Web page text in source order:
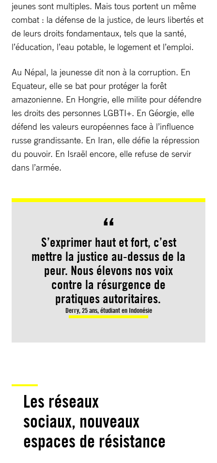
jeunes sont multiples. Mais tous portent un même
combat : la défense de la justice, de leurs libertés et
de leurs droits fondamentaux, tels que la santé,
l’éducation, l’eau potable, le logement et l’emploi.
Au Népal, la jeunesse dit non à la corruption. En
Equateur, elle se bat pour protéger la forêt
amazonienne. En Hongrie, elle milite pour défendre
les droits des personnes LGBTI+. En Géorgie, elle
défend les valeurs européennes face à l’influence
russe grandissante. En Iran, elle défie la répression
du pouvoir. En Israël encore, elle refuse de servir
dans l’armée.
S’exprimer haut et fort, c’est
mettre la justice au-dessus de la
peur. Nous élevons nos voix
contre la résurgence de
pratiques autoritaires.
Derry, 25 ans, étudiant en Indonésie
Les réseaux
sociaux, nouveaux
espaces de résistance